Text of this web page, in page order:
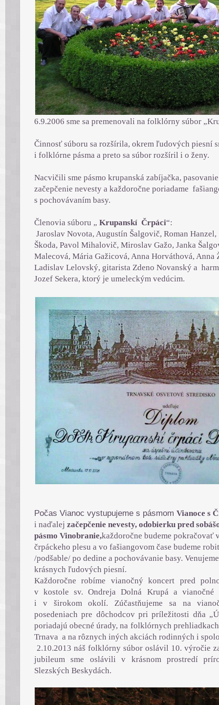
6.9.2006 sme sa premenovali na folklórny súbor
Činnosť súboru sa rozšírila, okrem ľudových piesní
i folklórne pásma a preto sa súbor rozšíril i o ženy.
Nacvičili sme pásmo krupanská zabíjačka,
začepčenie nevesty a každoročne poriadame
s pochovávaním basy.
Členovia súboru „ Krupanskí Črpáci“:
Jaroslav Novota, Augustín Šalgovič, Roman Hanzel,
Škoda, Pavol Mihalovič, Miroslav Gažo, Janka
Malecová, Mária Gažicová, Anna Horváthová,
Ladislav Lelovský, gitarista Zdeno Novanský a
Jozef Sekera, ktorý je umeleckým vedúcim.
Počas Vianoc vystupujeme s pásmom Vianoce s
i naďalej začepčenie nevesty, odobierku pred
pásmo Vinobranie,každoročne budeme pokračovať
črpáckeho plesu a vo fašiangovom čase budeme
/podšable/ po dedine a pochovávanie basy.
krásnych ľudových piesní.
Každoročne robíme vianočný koncert pred
v kostole sv. Ondreja Dolná Krupá a vianočné
i v širokom okolí. Zúčastňujeme sa na
posedeniach pre dôchodcov pri príležitosti dňa
poriadajú obecné úrady, na folklórnych
Trnava a na rôznych iných akciách rodinných i
2.10.2013 náš folklórny súbor oslávil 10. výročie
jubileum sme oslávili v krásnom prostredí
Slezských Beskydách.